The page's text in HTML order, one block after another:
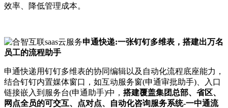
效率、降低管理成本。
申通快递:一张钉钉多维表，搭建出万名
员工的流程助手
申通快递用钉钉多维表的协同编辑以及自动化流程底座能力，
结合钉钉内置媒体窗口，如互动服务窗(申通审批助手)、入口
链接嵌入到服务台(申通助手)中， 搭建覆盖集团总部、省区、
网点全员的可交互、点对点、自动化咨询服务系统-一中通流